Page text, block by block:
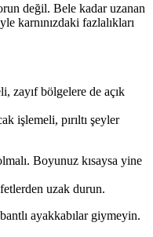
değil. Bele kadar uzanan
karnınızdaki fazlalıkları
za­yıf bölgelere de açık
iş­lemeli, pırıltı şeyler
Boyunuz kısaysa yine
uzak durun.
ayakkabılar giymeyin.